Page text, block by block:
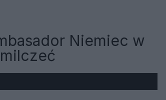
Niemiec w